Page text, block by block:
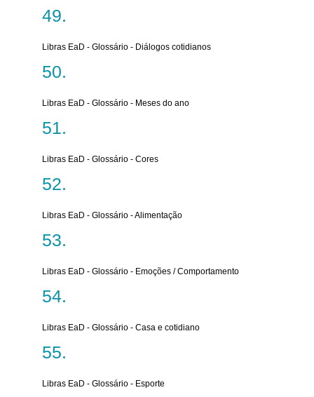
Libras EaD - Glossário - Diálogos cotidianos
Libras EaD - Glossário - Meses do ano
Libras EaD - Glossário - Cores
Libras EaD - Glossário - Alimentação
Libras EaD - Glossário - Emoções / Comportamento
Libras EaD - Glossário - Casa e cotidiano
Libras EaD - Glossário - Esporte